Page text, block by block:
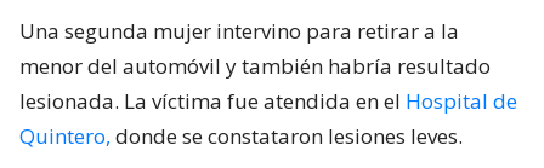
Una segunda mujer intervino para retirar a la
menor del automóvil y también habría resultado
lesionada. La víctima fue atendida en el Hospital de
Quintero, donde se constataron lesiones leves.